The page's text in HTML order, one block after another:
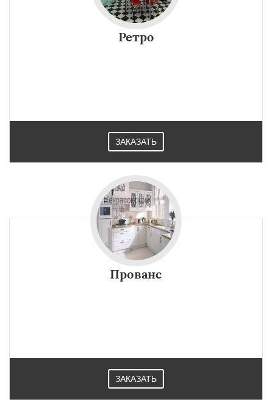
Ретро
ЗАКАЗАТЬ
Прованс
ЗАКАЗАТЬ